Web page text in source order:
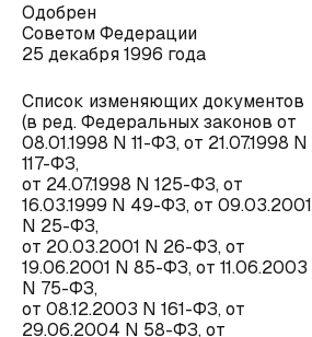
Одобрен
Советом Федерации
25 декабря 1996 года
Список изменяющих документов
(в ред. Федеральных законов от
08.01.1998 N 11-ФЗ, от 21.07.1998 N
117-ФЗ,
от 24.07.1998 N 125-ФЗ, от
16.03.1999 N 49-ФЗ, от 09.03.2001
N 25-ФЗ,
от 20.03.2001 N 26-ФЗ, от
19.06.2001 N 85-ФЗ, от 11.06.2003
N 75-ФЗ,
от 08.12.2003 N 161-ФЗ, от
29.06.2004 N 58-ФЗ, от